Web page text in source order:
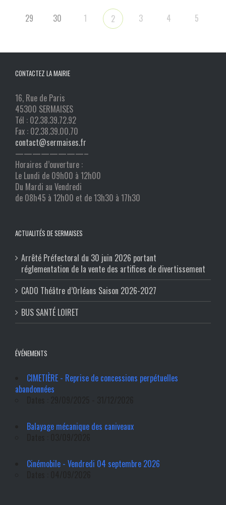
29 30 1 2 3 4 5
CONTACTEZ LA MAIRIE
16, Rue de Paris
45300 SERMAISES
Tél : 02.38.39.72.92
Fax : 02.38.39.00.70
contact@sermaises.fr
————————–
Horaires d’ouverture :
Le Lundi de 09h00 à 12h00
Du Mardi au Vendredi
de 08h45 à 12h00 et de 13h30 à 17h30
ACTUALITÉS DE SERMAISES
Arrêté Préfectoral du 30 juin 2026 portant
réglementation de la vente des artifices de divertissement
CADO Théâtre d’Orléans Saison 2026-2027
BUS SANTÉ LOIRET
ÉVÉNEMENTS
CIMETIÈRE - Reprise de concessions perpétuelles
abandonnées
Balayage mécanique des caniveaux
Cinémobile - Vendredi 04 septembre 2026